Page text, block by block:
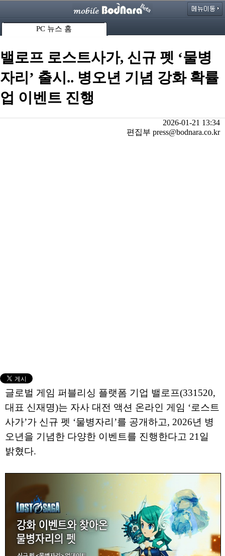
PC 뉴스 홈
밸로프 로스트사가, 신규 펫 ‘물병
자리’ 출시.. 병오년 기념 강화 확률
업 이벤트 진행
2026-01-21 13:34
편집부 press@bodnara.co.kr
글로벌 게임 퍼블리싱 플랫폼 기업 밸로프(331520,
대표 신재명)는 자사 대전 액션 온라인 게임 ‘로스트
사가’가 신규 펫 ‘물병자리’를 공개하고, 2026년 병
오년을 기념한 다양한 이벤트를 진행한다고 21일
밝혔다.